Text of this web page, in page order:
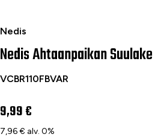
Nedis
Nedis Ahtaanpaikan Suulake
Nedis Ahtaanpaikan Suulake
VCBR110FBVAR
9,99 €
7,96 € alv. 0%